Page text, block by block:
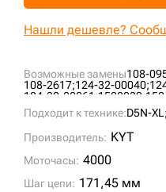
Возможные замены108-
108-2617;124-32-00040;
124-32-00061;1528039;
E40310A0M00041;
KM1098/41; VG0104L041;
Подходит к технике:D5N-XL;
Производитель: KYT
Моточасы: 4000
Шаг цепи: 171,45 мм
Нашли дешевле?